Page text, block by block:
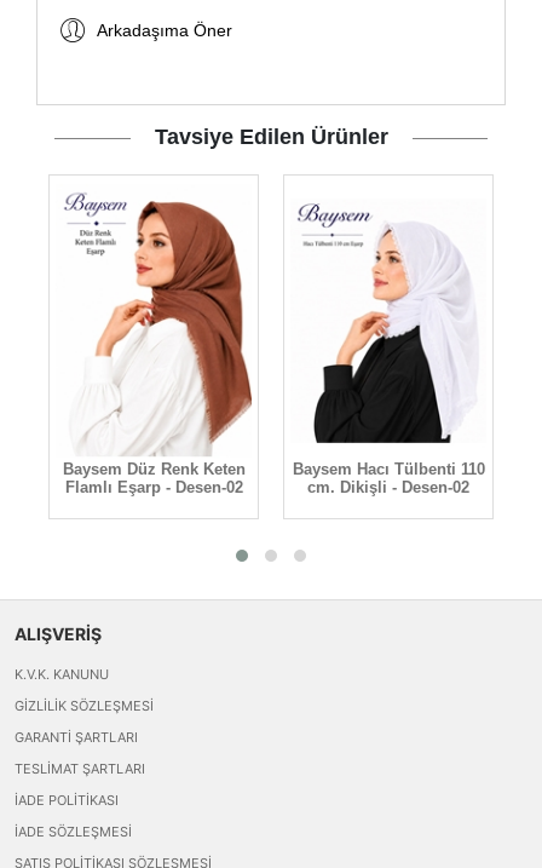
Arkadaşıma Öner
Tavsiye Edilen Ürünler
Baysem Düz Renk Keten
Flamlı Eşarp - Desen-02
Baysem Hacı Tülbenti 110
cm. Dikişli - Desen-02
ALIŞVERİŞ
K.V.K. KANUNU
GIZLILIK SÖZLEŞMESI
GARANTI ŞARTLARI
TESLIMAT ŞARTLARI
İADE POLITIKASI
İADE SÖZLEŞMESI
SATIŞ POLITIKASI SÖZLEŞMESI